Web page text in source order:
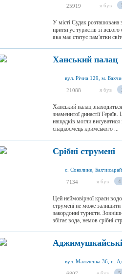
25919 я був
У місті Судак розташована
притягує туристів зі
яка має статус пам'ятки
Ханський палац
вул. Річна 129, м.
21088 я був
Ханський палац
знаменитої династії
нащадків могли висуватися
спадкоємець кримського ...
Срібні струмені
с. Соколине,
7134 я був 4
Цей неймовірної краси
струмені не може
закордонні туристи.
збігає вода, немов срібні
вул. Мальченка 36, п.